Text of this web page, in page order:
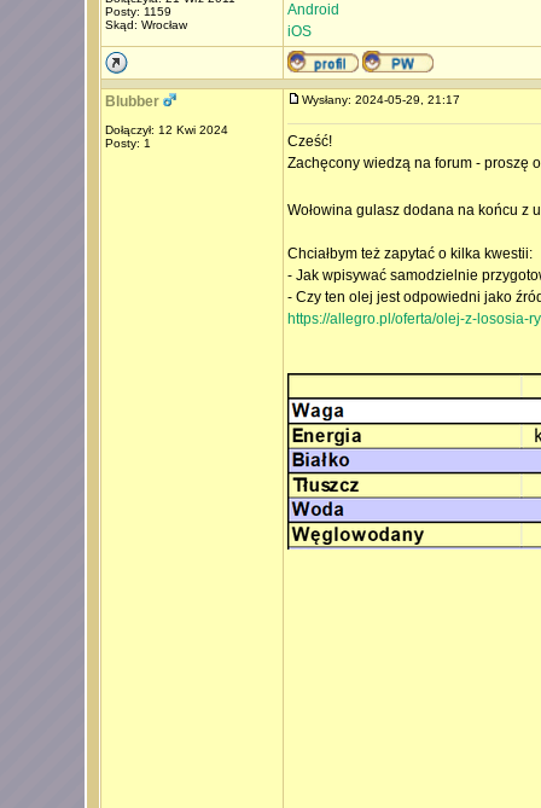
Posty: 1159
Skąd: Wrocław
Android
iOS
Blubber
Dołączył: 12 Kwi 2024
Posty: 1
Wysłany: 2024-05-29, 21:17
Cześć!
Zachęcony wiedzą na forum - proszę
Wołowina gulasz dodana na końcu z
Chciałbym też zapytać o kilka kwestii:
- Jak wpisywać samodzielnie
- Czy ten olej jest odpowiedni jako
https://allegro.pl/oferta/olej-z-lososia-